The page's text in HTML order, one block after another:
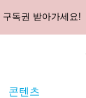
구독권 받아가세요!
콘텐츠